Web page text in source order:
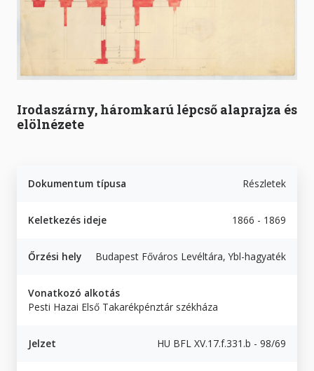
Irodaszárny, háromkarú lépcső alaprajza és
elölnézete
Dokumentum típusa Részletek
Keletkezés ideje 1866 - 1869
Őrzési hely Budapest Főváros Levéltára, Ybl-hagyaték
Vonatkozó alkotás
Pesti Hazai Első Takarékpénztár székháza
Jelzet HU BFL XV.17.f.331.b - 98/69